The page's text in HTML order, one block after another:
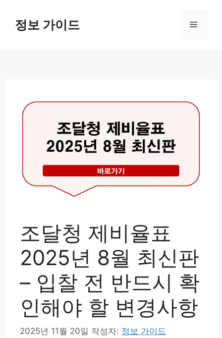
정보 가이드 메
조달청 제비율표
2025년 8월 최신판
– 입찰 전 반드시 확
인해야 할 변경사항
2025년 11월 20일 작성자: 정보 가이드